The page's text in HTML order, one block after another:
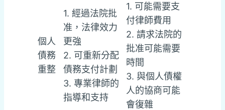
個人
債務
重整
1. 經過法院批
准，法律效力
更強
2. 可重新分配
債務支付計劃
3. 專業律師的
指導和支持
1. 可能需要支
付律師費用
2. 請求法院的
批准可能需要
時間
3. 與個人債權
人的協商可能
會復雜